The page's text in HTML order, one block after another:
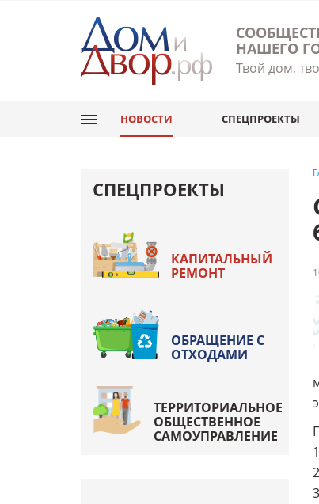
НАШЕГО
Твой дом,
НОВОСТИ СПЕЦПРОЕКТЫ
СПЕЦПРОЕКТЫ
КАПИТАЛЬНЫЙ
РЕМОНТ
ОБРАЩЕНИЕ С
ОТХОДАМИ
ТЕРРИТОРИАЛЬНОЕ
ОБЩЕСТВЕННОЕ
САМОУПРАВЛЕНИЕ